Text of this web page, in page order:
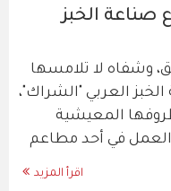
صناعة الخبز
وشفاه لا تلامسها
الخبز العربي "الشراك"،
المعيشية
العمل في أحد مطاعم
اقرأ المزيد